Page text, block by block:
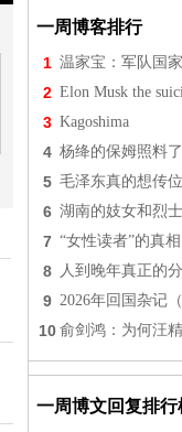
一周博客排行
1 温家宝：军队国
2 Elon Musk the
3 Kagoshima
4 杨绛的保姆照料
5 毛泽东真的想传
6 湖南的妓女和烈士
7 “女性读者”的真
8 人到晚年真正的
9 2026年回国杂记（
10 俞剑鸿：为何汪
一周博文回复排行